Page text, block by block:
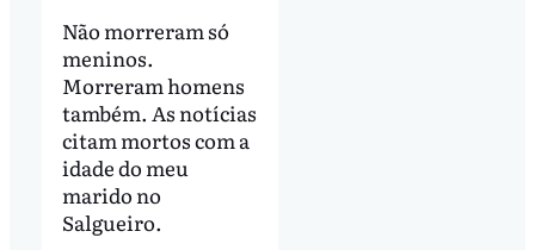
Não morreram só
meninos.
Morreram homens
também. As notícias
citam mortos com a
idade do meu
marido no
Salgueiro.